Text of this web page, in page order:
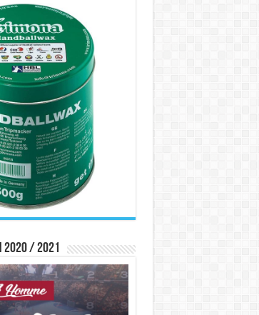
2020 / 2021